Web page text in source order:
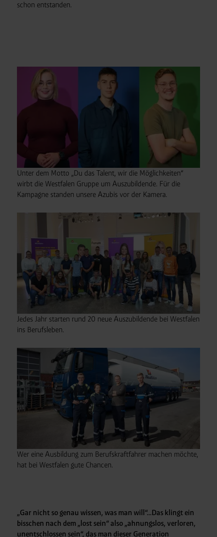
schon entstanden.
Unter dem Motto „Du das Talent, wir die Möglichkeiten“
wirbt die Westfalen Gruppe um Auszubildende. Für die
Kampagne standen unsere Azubis vor der Kamera.
Jedes Jahr starten rund 20 neue Auszubildende bei Westfalen
ins Berufsleben.
Wer eine Ausbildung zum Berufskraftfahrer machen möchte,
hat bei Westfalen gute Chancen.
„Gar nicht so genau wissen, was man will“…Das klingt ein
bisschen nach dem „lost sein“ also „ahnungslos, verloren,
unentschlossen sein“, das man dieser Generation